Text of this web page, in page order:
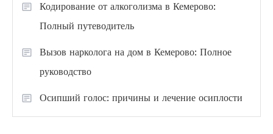
Кодирование от алкоголизма в Кемерово:
Полный путеводитель
Вызов нарколога на дом в Кемерово: Полное
руководство
Осипший голос: причины и лечение осиплости